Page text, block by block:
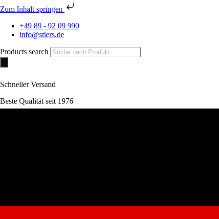
Zum Inhalt springen
+49 89 - 92 09 990
info@stiers.de
Products search
Schneller Versand
Beste Qualität seit 1976